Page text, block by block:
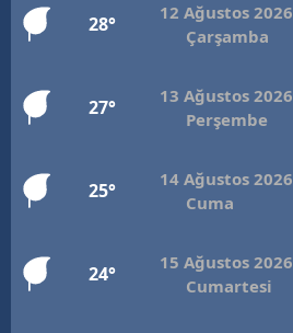
28°
12 Ağustos 2026
Çarşamba
27°
13 Ağustos 2026
Perşembe
25°
14 Ağustos 2026
Cuma
24°
15 Ağustos 2026
Cumartesi